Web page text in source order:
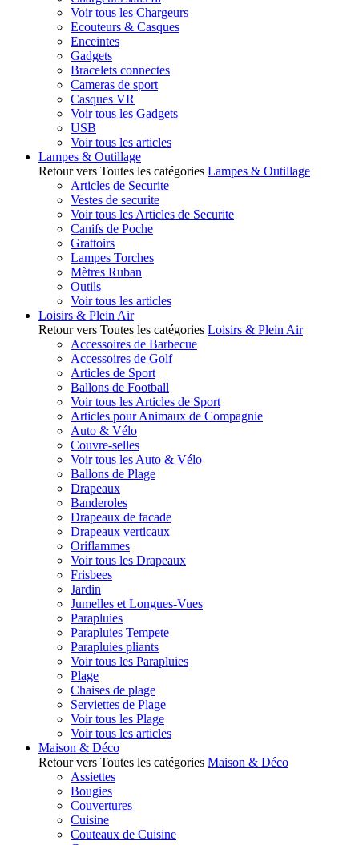
Voir tous les Chargeurs
Ecouteurs & Casques
Enceintes
Gadgets
Bracelets connectes
Cameras de sport
Casques VR
Voir tous les Gadgets
USB
Voir tous les articles
Lampes & Outillage
Retour vers Toutes les catégories Lampes & Outillage
Articles de Securite
Vestes de securite
Voir tous les Articles de Securite
Canifs de Poche
Grattoirs
Lampes Torches
Mètres Ruban
Outils
Voir tous les articles
Loisirs & Plein Air
Retour vers Toutes les catégories Loisirs & Plein Air
Accessoires de Barbecue
Accessoires de Golf
Articles de Sport
Ballons de Football
Voir tous les Articles de Sport
Articles pour Animaux de Compagnie
Auto & Vélo
Couvre-selles
Voir tous les Auto & Vélo
Ballons de Plage
Drapeaux
Banderoles
Drapeaux de facade
Drapeaux verticaux
Oriflammes
Voir tous les Drapeaux
Frisbees
Jardin
Jumelles et Longues-Vues
Parapluies
Parapluies Tempete
Parapluies pliants
Voir tous les Parapluies
Plage
Chaises de plage
Serviettes de Plage
Voir tous les Plage
Voir tous les articles
Maison & Déco
Retour vers Toutes les catégories Maison & Déco
Assiettes
Bougies
Couvertures
Cuisine
Couteaux de Cuisine